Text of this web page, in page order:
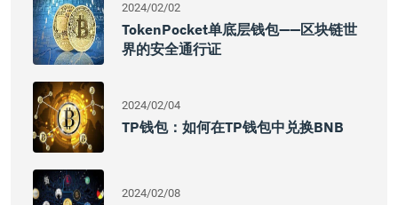
2024/02/02
TokenPocket单底层钱包——区块链世
界的安全通行证
2024/02/04
TP钱包：如何在TP钱包中兑换BNB
2024/02/08